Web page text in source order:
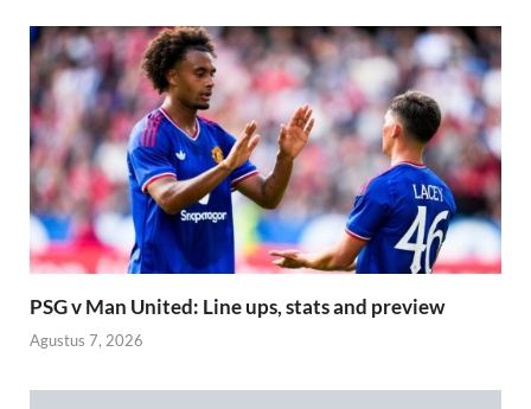
PSG v Man United: Line ups, stats and preview
Agustus 7, 2026